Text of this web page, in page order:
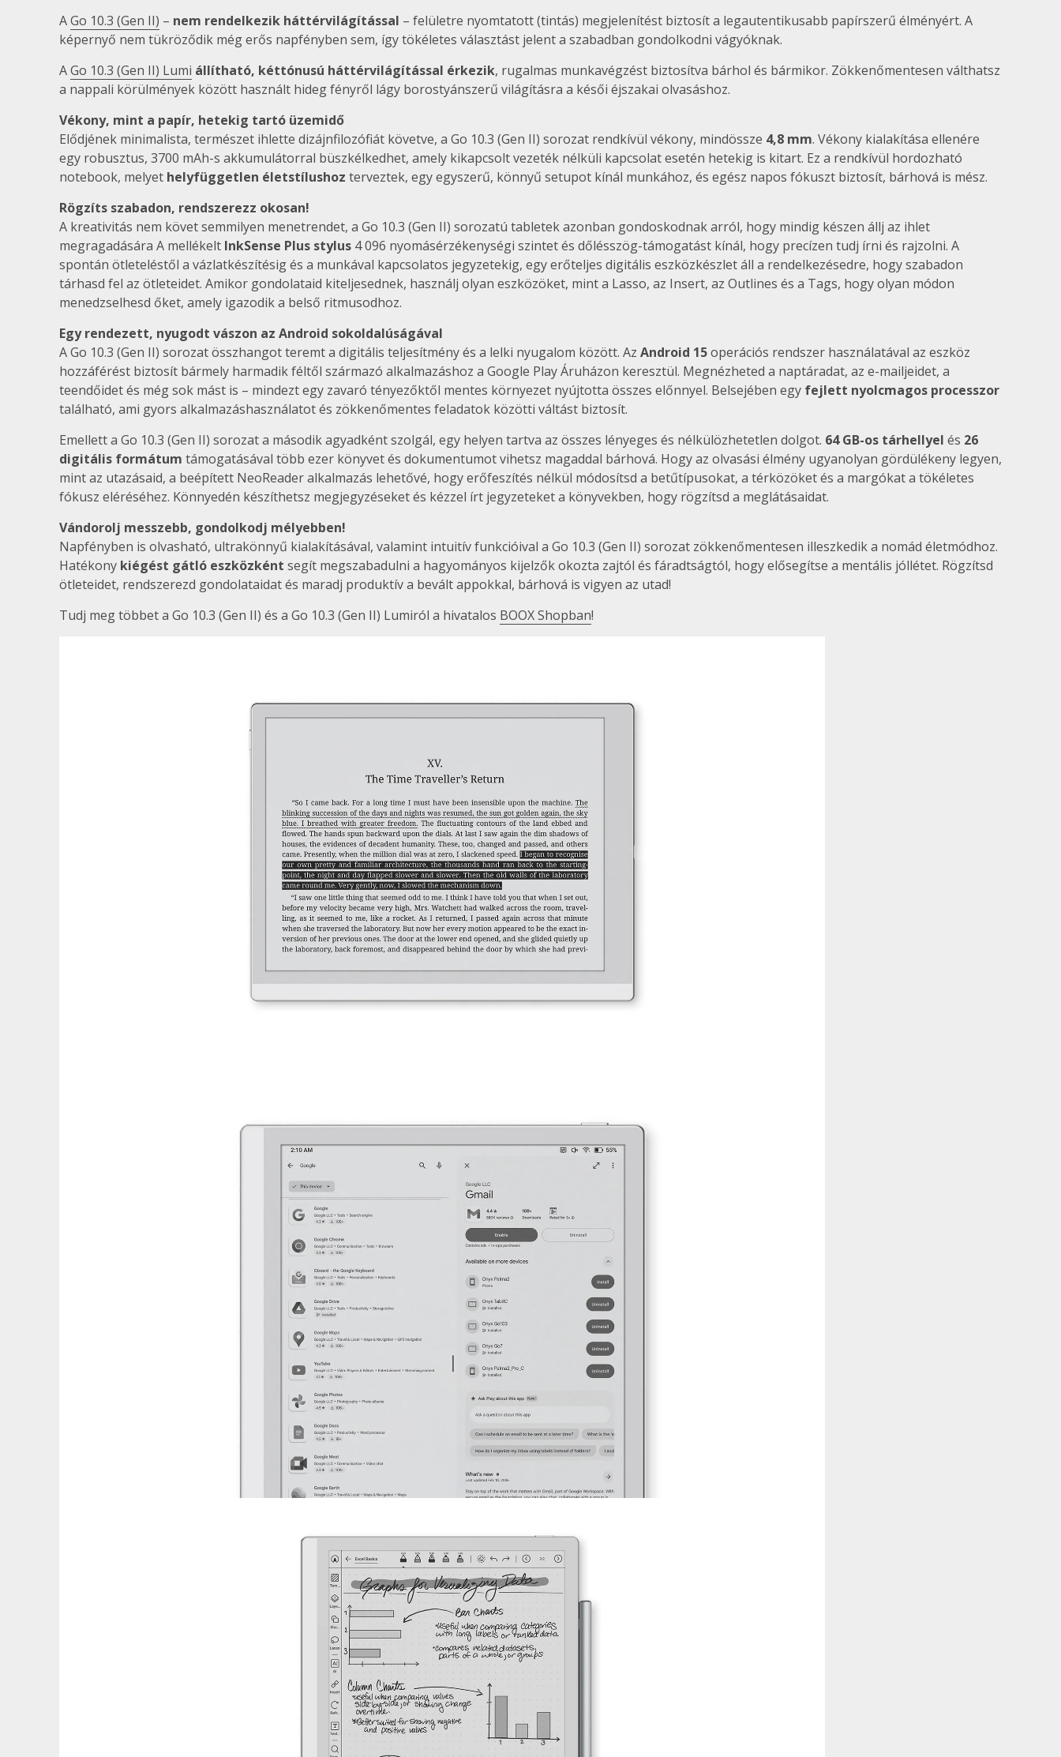
AGo 10.3 (Gen II) – nem rendelkezik háttérvilágítással – felületre nyomtatott (tintás) megjelenítést biztosít a legautentikusabb papírszerű élményért. A
képernyő nem tükröződik még erős napfényben sem, így tökéletes választást jelent a szabadban gondolkodni vágyóknak.
AGo 10.3 (Gen II) Lumi állítható, kéttónusú háttérvilágítással érkezik, rugalmas munkavégzést biztosítva bárhol és bármikor. Zökkenőmentesen válthatsz
a nappali körülmények között használt hideg fényről lágy borostyánszerű világításra a késői éjszakai olvasáshoz.
Vékony, mint a papír, hetekig tartó üzemidő
Elődjének minimalista, természet ihlette dizájnfilozófiát követve, a Go 10.3 (Gen II) sorozat rendkívül vékony, mindössze 4,8 mm. Vékony kialakítása ellenére
egy robusztus, 3700 mAh-s akkumulátorral büszkélkedhet, amely kikapcsolt vezeték nélküli kapcsolat esetén hetekig is kitart. Ez a rendkívül hordozható
notebook, melyet helyfüggetlen életstílushoz terveztek, egy egyszerű, könnyű setupot kínál munkához, és egész napos fókuszt biztosít, bárhová is mész.
Rögzíts szabadon, rendszerezz okosan!
A kreativitás nem követ semmilyen menetrendet, a Go 10.3 (Gen II) sorozatú tabletek azonban gondoskodnak arról, hogy mindig készen állj az ihlet
megragadására A mellékelt InkSense Plus stylus 4 096 nyomásérzékenységi szintet és dőlésszög-támogatást kínál, hogy precízen tudj írni és rajzolni. A
spontán ötleteléstől a vázlatkészítésig és a munkával kapcsolatos jegyzetekig, egy erőteljes digitális eszközkészlet áll a rendelkezésedre, hogy szabadon
tárhasd fel az ötleteidet. Amikor gondolataid kiteljesednek, használj olyan eszközöket, mint a Lasso, az Insert, az Outlines és a Tags, hogy olyan módon
menedzselhesd őket, amely igazodik a belső ritmusodhoz.
Egy rendezett, nyugodt vászon az Android sokoldalúságával
A Go 10.3 (Gen II) sorozat összhangot teremt a digitális teljesítmény és a lelki nyugalom között. Az Android 15operációs rendszer használatával az eszköz
hozzáférést biztosít bármely harmadik féltől származó alkalmazáshoz a Google Play Áruházon keresztül. Megnézheted a naptáradat, az e-mailjeidet, a
teendőidet és még sok mást is – mindezt egy zavaró tényezőktől mentes környezet nyújtotta összes előnnyel. Belsejében egy fejlett nyolcmagos processzor
található, ami gyors alkalmazáshasználatot és zökkenőmentes feladatok közötti váltást biztosít.
Emellett a Go 10.3 (Gen II) sorozat a második agyadként szolgál, egy helyen tartva az összes lényeges és nélkülözhetetlen dolgot. 64 GB-os tárhellyel és 26
digitális formátum támogatásával több ezer könyvet és dokumentumot vihetsz magaddal bárhová. Hogy az olvasási élmény ugyanolyan gördülékeny legyen,
mint az utazásaid, a beépített NeoReader alkalmazás lehetővé, hogy erőfeszítés nélkül módosítsd a betűtípusokat, a térközöket és a margókat a tökéletes
fókusz eléréséhez. Könnyedén készíthetsz megjegyzéseket és kézzel írt jegyzeteket a könyvekben, hogy rögzítsd a meglátásaidat.
Vándorolj messzebb, gondolkodj mélyebben!
Napfényben is olvasható, ultrakönnyű kialakításával, valamint intuitív funkcióival a Go 10.3 (Gen II) sorozat zökkenőmentesen illeszkedik a nomád életmódhoz.
Hatékony kiégést gátló eszközként segít megszabadulni a hagyományos kijelzők okozta zajtól és fáradtságtól, hogy elősegítse a mentális jóllétet. Rögzítsd
ötleteidet, rendszerezd gondolataidat és maradj produktív a bevált appokkal, bárhová is vigyen az utad!
Tudj meg többet a Go 10.3 (Gen II) és a Go 10.3 (Gen II) Lumiról a hivatalos BOOX Shopban!